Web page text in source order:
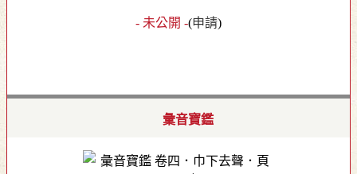
- 未公開 -(申請)
彙音寶鑑